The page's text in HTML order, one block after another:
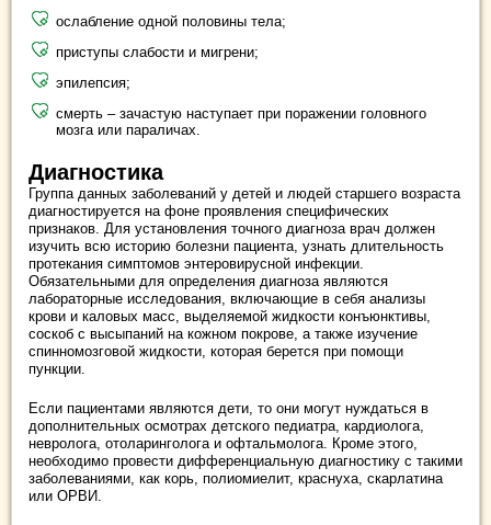
ослабление одной половины тела;
приступы слабости и мигрени;
эпилепсия;
смерть – зачастую наступает при поражении головного
мозга или параличах.
Диагностика
Группа данных заболеваний у детей и людей старшего возраста
диагностируется на фоне проявления специфических
признаков. Для установления точного диагноза врач должен
изучить всю историю болезни пациента, узнать длительность
протекания симптомов энтеровирусной инфекции.
Обязательными для определения диагноза являются
лабораторные исследования, включающие в себя анализы
крови и каловых масс, выделяемой жидкости конъюнктивы,
соскоб с высыпаний на кожном покрове, а также изучение
спинномозговой жидкости, которая берется при помощи
пункции.
Если пациентами являются дети, то они могут нуждаться в
дополнительных осмотрах детского педиатра, кардиолога,
невролога, отоларинголога и офтальмолога. Кроме этого,
необходимо провести дифференциальную диагностику с такими
заболеваниями, как корь, полиомиелит, краснуха, скарлатина
или ОРВИ.